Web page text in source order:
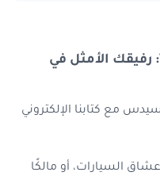
تقديم دليل مستخدم Vediamo: رفيقك الأمثل في
مع كتابنا الإلكتروني
السيارات، أو مالكًا